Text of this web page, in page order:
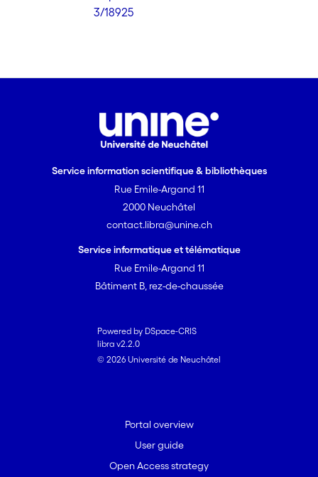
3/18925
Service information scientifique & bibliothèques
Rue Emile-Argand 11
2000 Neuchâtel
contact.libra@unine.ch
Service informatique et télématique
Rue Emile-Argand 11
Bâtiment B, rez-de-chaussée
Powered by DSpace-CRIS
libra v2.2.0
© 2026 Université de Neuchâtel
Portal overview
User guide
Open Access strategy